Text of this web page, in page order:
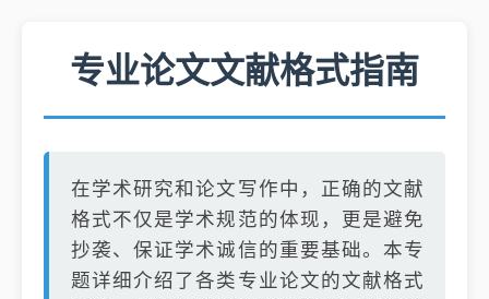
专业论文文献格式指南
在学术研究和论文写作中，正确的文献
格式不仅是学术规范的体现，更是避免
抄袭、保证学术诚信的重要基础。本专
题详细介绍了各类专业论文的文献格式